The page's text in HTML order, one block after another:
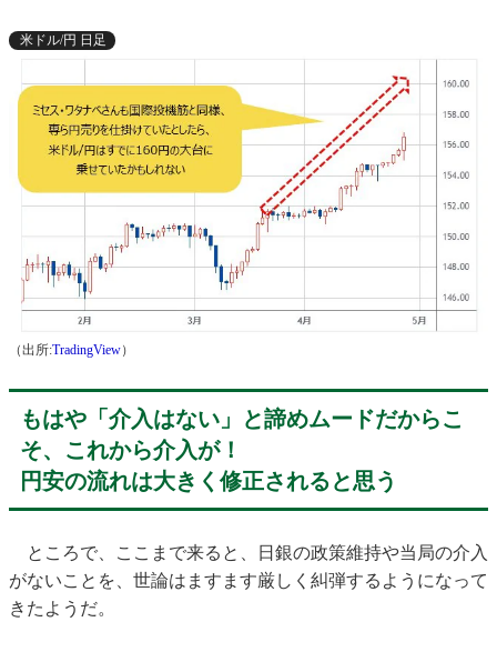
米ドル/円 日足
（出所:TradingView）
もはや「介入はない」と諦めムードだからこ
そ、これから介入が！
円安の流れは大きく修正されると思う
ところで、ここまで来ると、日銀の政策維持や当局の介入
がないことを、世論はますます厳しく糾弾するようになって
きたようだ。